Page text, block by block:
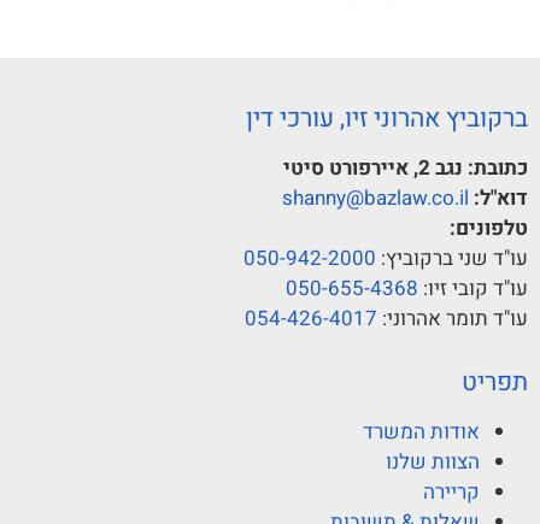
ברקוביץ אהרוני זיו, עורכי דין
כתובת: נגב 2, איירפורט סיטי
דוא"ל: shanny@bazlaw.co.il
טלפונים:
עו"ד שני ברקוביץ: 050-942-2000
עו"ד קובי זיו: 050-655-4368
עו"ד תומר אהרוני: 054-426-4017
תפריט
אודות המשרד
הצוות שלנו
קריירה